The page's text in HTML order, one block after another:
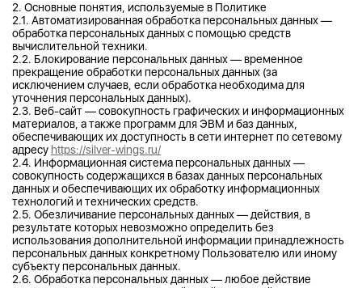
2. Основные понятия, используемые в Политике
2.1. Автоматизированная обработка персональных данных —
обработка персональных данных с помощью средств
вычислительной техники.
2.2. Блокирование персональных данных — временное
прекращение обработки персональных данных (за
исключением случаев, если обработка необходима для
уточнения персональных данных).
2.3. Веб-сайт — совокупность графических и информационных
материалов, а также программ для ЭВМ и баз данных,
обеспечивающих их доступность в сети интернет по сетевому
адресу https://silver-wings.ru/
2.4. Информационная система персональных данных —
совокупность содержащихся в базах данных персональных
данных и обеспечивающих их обработку информационных
технологий и технических средств.
2.5. Обезличивание персональных данных — действия, в
результате которых невозможно определить без
использования дополнительной информации принадлежность
персональных данных конкретному Пользователю или иному
субъекту персональных данных.
2.6. Обработка персональных данных — любое действие